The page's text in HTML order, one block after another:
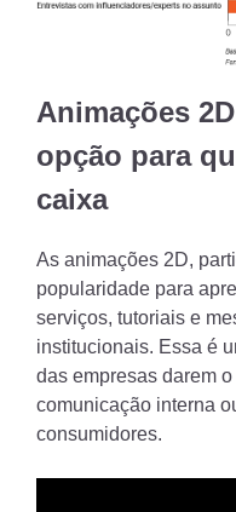
Animações
opção para
caixa
As animações 2D,
popularidade para
serviços, tutoriais e
institucionais. Essa é
das empresas darem
comunicação interna
consumidores.